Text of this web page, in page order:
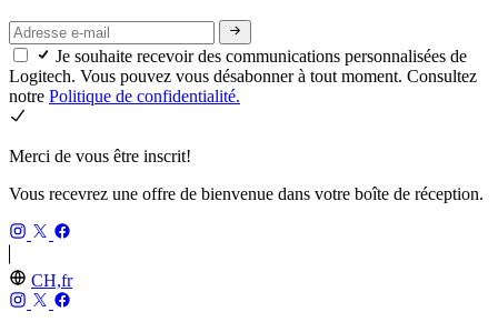
Je souhaite recevoir des communications personnalisées de
Logitech. Vous pouvez vous désabonner à tout moment. Consultez
notre Politique de confidentialité.
Merci de vous être inscrit!
Vous recevrez une offre de bienvenue dans votre boîte de réception.
CH,fr